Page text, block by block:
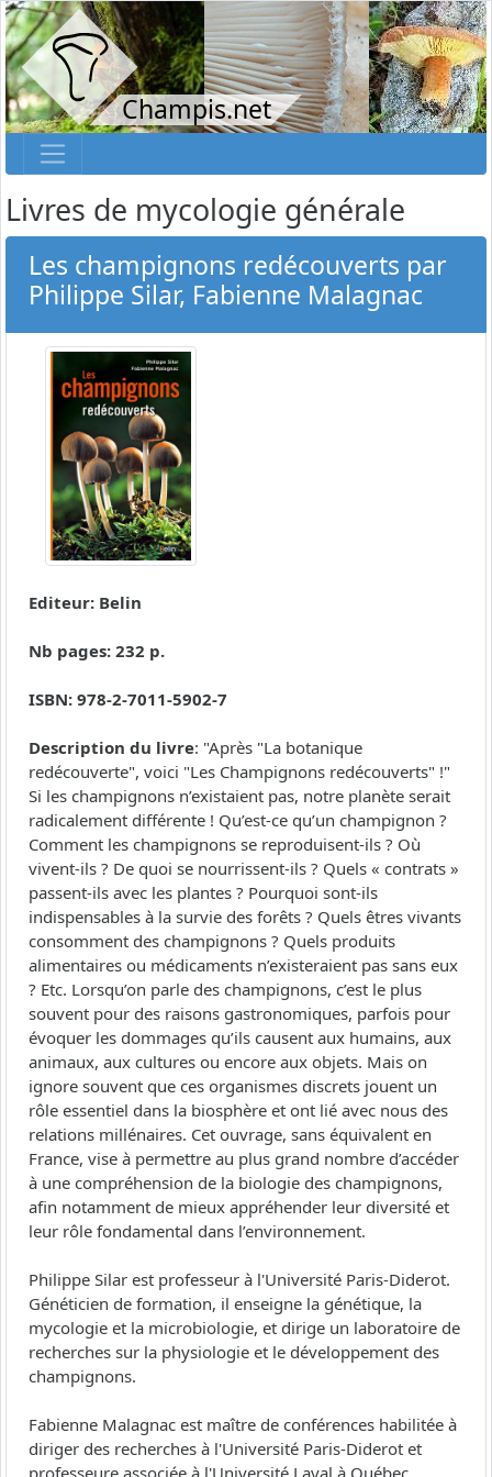
Champis.net
Livres de mycologie générale
Les champignons redécouverts par
Philippe Silar, Fabienne Malagnac
Editeur: Belin
Nb pages: 232 p.
ISBN: 978-2-7011-5902-7
Description du livre: "Après "La botanique
redécouverte", voici "Les Champignons redécouverts" !"
Si les champignons n’existaient pas, notre planète serait
radicalement différente ! Qu’est-ce qu’un champignon ?
Comment les champignons se reproduisent-ils ? Où
vivent-ils ? De quoi se nourrissent-ils ? Quels « contrats »
passent-ils avec les plantes ? Pourquoi sont-ils
indispensables à la survie des forêts ? Quels êtres vivants
consomment des champignons ? Quels produits
alimentaires ou médicaments n’existeraient pas sans eux
? Etc. Lorsqu’on parle des champignons, c’est le plus
souvent pour des raisons gastronomiques, parfois pour
évoquer les dommages qu’ils causent aux humains, aux
animaux, aux cultures ou encore aux objets. Mais on
ignore souvent que ces organismes discrets jouent un
rôle essentiel dans la biosphère et ont lié avec nous des
relations millénaires. Cet ouvrage, sans équivalent en
France, vise à permettre au plus grand nombre d’accéder
à une compréhension de la biologie des champignons,
afin notamment de mieux appréhender leur diversité et
leur rôle fondamental dans l’environnement.
Philippe Silar est professeur à l'Université Paris-Diderot.
Généticien de formation, il enseigne la génétique, la
mycologie et la microbiologie, et dirige un laboratoire de
recherches sur la physiologie et le développement des
champignons.
Fabienne Malagnac est maître de conférences habilitée à
diriger des recherches à l'Université Paris-Diderot et